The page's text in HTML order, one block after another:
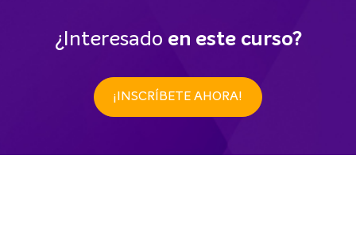
¿Interesado en este curso?
¡INSCRÍBETE AHORA!